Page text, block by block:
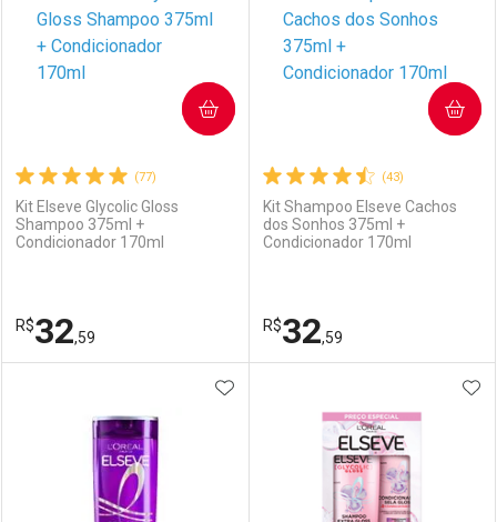
(77)
Kit Elseve Glycolic Gloss
Shampoo 375ml +
Condicionador 170ml
R$32,59
COMPRAR
Laboratório
Por Menos
(43)
Kit Shampoo Elseve Cachos
dos Sonhos 375ml +
Condicionador 170ml
R$32,59
COMPRAR
Laboratório
Por Menos
ADICIONAR AOS FAVORITOS